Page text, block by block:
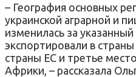
– География основных
украинской аграрной и
изменилась за
экспортировали в
страны ЕС и третье
Африки, – рассказала